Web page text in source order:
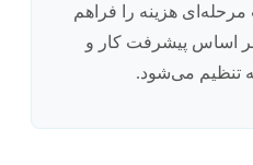
هزینه را فراهم
بر اساس پیشرفت کار و
تنظیم می‌شود.